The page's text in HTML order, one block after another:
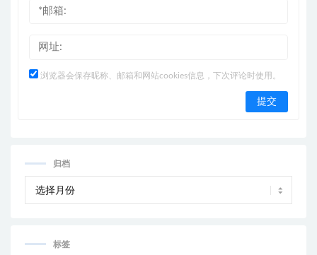
浏览器会保存昵称、邮箱和网站cookies信息，下次评论时使用。
归档
标签